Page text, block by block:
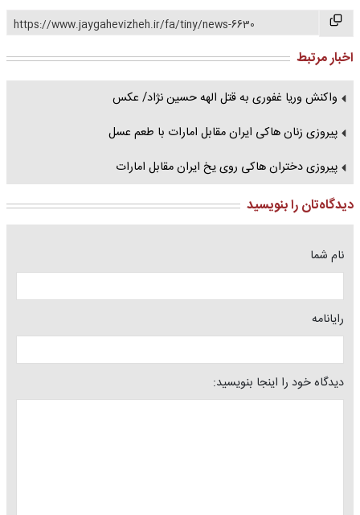
https://www.jaygahevizheh.ir/fa/tiny/news-6630
اخبار مرتبط
واکنش وریا غفوری به قتل الهه حسین نژاد/ عکس
پیروزی زنان هاکی ایران مقابل امارات با طعم عسل
پیروزی دختران هاکی روی یخ ایران مقابل امارات
دیدگاه‌تان را بنویسید
نام شما
رایانامه
دیدگاه خود را اینجا بنویسید: